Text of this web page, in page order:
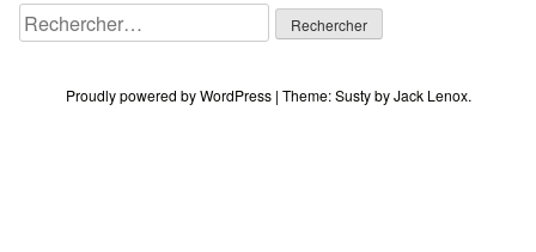
Rechercher :
Proudly powered by WordPress | Theme:SustybyJack Lenox.